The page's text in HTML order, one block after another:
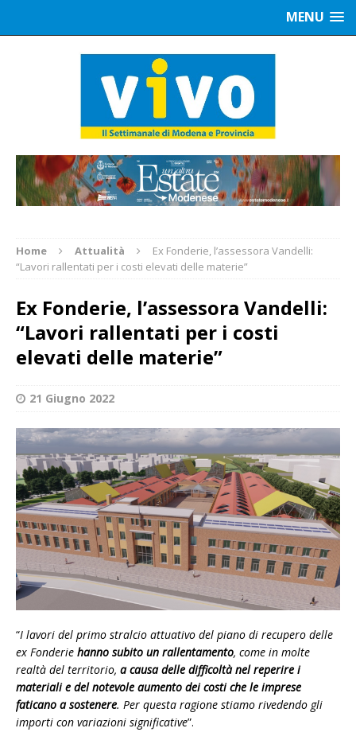
MENU
Home Attualità
Ex Fonderie, l’assessora Vandelli:
“Lavori rallentati per i costi elevati delle materie”
Ex Fonderie, l’assessora Vandelli:
“Lavori rallentati per i costi
elevati delle materie”
21 Giugno 2022
“I lavori del primo stralcio attuativo del piano di recupero delle
ex Fonderie hanno subito un rallentamento, come in molte
realtà del territorio, a causa delle difficoltà nel reperire i
materiali e del notevole aumento dei costi che le imprese
faticano a sostenere. Per questa ragione stiamo rivedendo gli
importi con variazioni significative”.